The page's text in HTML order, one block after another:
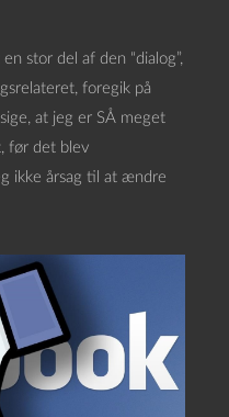
stor del af den “dialog”,
foregik på
at jeg er SÅ meget
før det blev
ikke årsag til at ændre